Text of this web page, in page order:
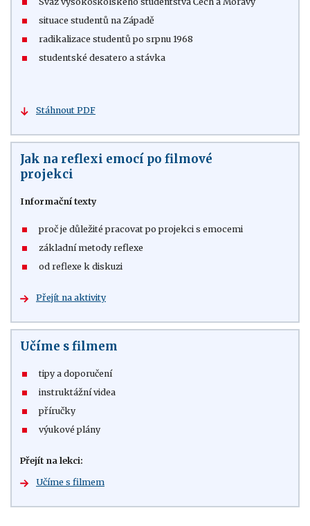
situace studentů na Západě
radikalizace studentů po srpnu 1968
studentské desatero a stávka
Stáhnout PDF
Jak na reflexi emocí po filmové
projekci
Informační texty
proč je důležité pracovat po projekci s emocemi
základní metody reflexe
od reflexe k diskuzi
Přejít na aktivity
Učíme s filmem
tipy a doporučení
instruktážní videa
příručky
výukové plány
Přejít na lekci:
Učíme s filmem